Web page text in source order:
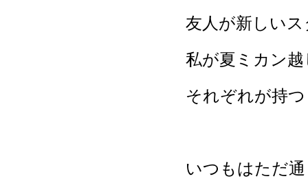
友人が新しい
私が夏ミカン
それぞれが持
いつもはただ